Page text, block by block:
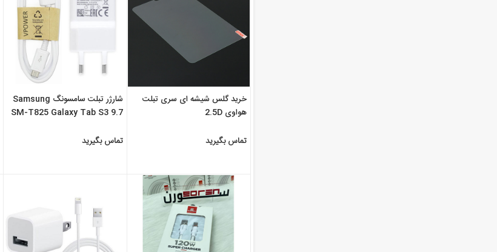
خرید گلس شیشه ای سری تبلت
هواوی 2.5D
تماس بگیرید
شارژر تبلت سامسونگ Samsung
SM-T825 Galaxy Tab S3 9.7
تماس بگیرید